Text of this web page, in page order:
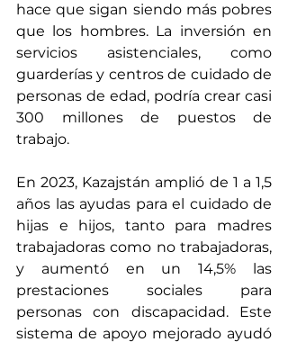
hace que sigan siendo más pobres
que los hombres. La inversión en
servicios asistenciales, como
guarderías y centros de cuidado de
personas de edad, podría crear casi
300 millones de puestos de
trabajo.
En 2023, Kazajstán amplió de 1 a 1,5
años las ayudas para el cuidado de
hijas e hijos, tanto para madres
trabajadoras como no trabajadoras,
y aumentó en un 14,5% las
prestaciones sociales para
personas con discapacidad. Este
sistema de apoyo mejorado ayudó